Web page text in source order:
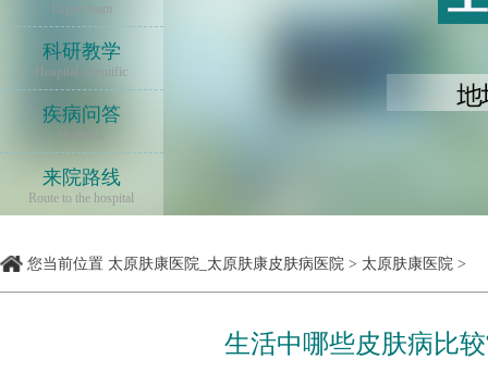
Expert team
科研教学
Hospital scientific
疾病问答
Q illness
来院路线
Route to the hospital
您当前位置 太原肤康医院_太原肤康皮肤病医院 > 太原肤康医院 >
生活中哪些皮肤病比